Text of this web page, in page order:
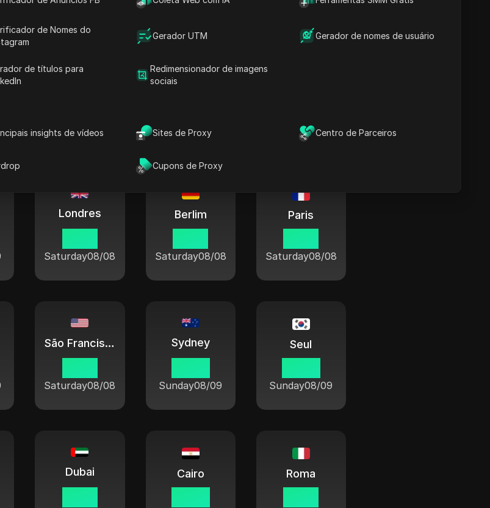
de Nomes do
Gerador UTM Gerador de nomes de usuário
de títulos para
Redimensionador de imagens
sociais
insights de vídeos Sites de Proxy Centro de Parceiros
Cupons de Proxy
populares em todo o mundo
Londres
Saturday08/08
Berlim
Saturday08/08
Paris
Saturday08/08
São Francisco
Saturday08/08
Sydney
Sunday08/09
Seul
Sunday08/09
Dubai Cairo Roma